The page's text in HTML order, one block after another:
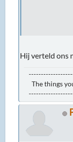
Hij verteld ons
The things